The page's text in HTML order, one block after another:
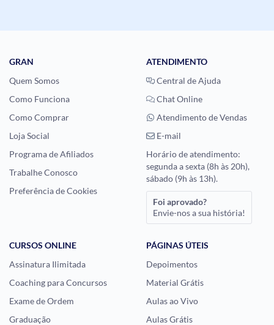
GRAN
Quem Somos
Como Funciona
Como Comprar
Loja Social
Programa de Afiliados
Trabalhe Conosco
Preferência de Cookies
ATENDIMENTO
Central de Ajuda
Chat Online
Atendimento de Vendas
E-mail
Horário de atendimento:
segunda a sexta (8h às 20h),
sábado (9h às 13h).
Foi aprovado?
Envie-nos a sua história!
CURSOS ONLINE
Assinatura Ilimitada
Coaching para Concursos
Exame de Ordem
Graduação
PÁGINAS ÚTEIS
Depoimentos
Material Grátis
Aulas ao Vivo
Aulas Grátis